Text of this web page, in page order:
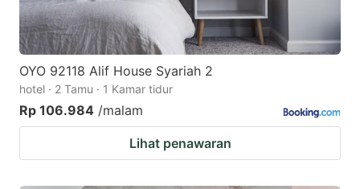
OYO 92118 Alif House Syariah 2
hotel · 2 Tamu · 1 Kamar tidur
Rp 106.984 /malam
Lihat penawaran